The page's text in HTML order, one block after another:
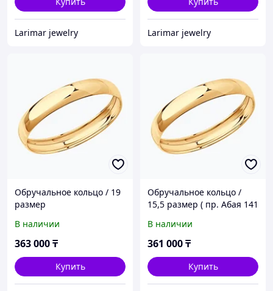
Larimar jewelry Larimar jewelry
Обручальное кольцо / 19
размер
В наличии
363 000₸
Купить
Обручальное кольцо /
15,5 размер ( пр. Абая 141
В наличии
361 000₸
Купить